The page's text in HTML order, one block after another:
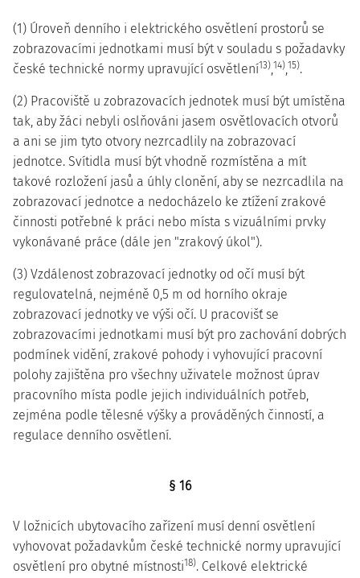
(1) Úroveň denního i elektrického osvětlení prostorů se
zobrazovacími jednotkami musí být v souladu s požadavky
české technické normy upravující osvětlení13),14),15).
(2) Pracoviště u zobrazovacích jednotek musí být umístěna
tak, aby žáci nebyli oslňováni jasem osvětlovacích otvorů
a ani se jim tyto otvory nezrcadlily na zobrazovací
jednotce. Svítidla musí být vhodně rozmístěna a mít
takové rozložení jasů a úhly clonění, aby se nezrcadlila na
zobrazovací jednotce a nedocházelo ke ztížení zrakové
činnosti potřebné k práci nebo místa s vizuálními prvky
vykonávané práce (dále jen "zrakový úkol").
(3) Vzdálenost zobrazovací jednotky od očí musí být
regulovatelná, nejméně 0,5 m od horního okraje
zobrazovací jednotky ve výši očí. U pracovišť se
zobrazovacími jednotkami musí být pro zachování dobrých
podmínek vidění, zrakové pohody i vyhovující pracovní
polohy zajištěna pro všechny uživatele možnost úprav
pracovního místa podle jejich individuálních potřeb,
zejména podle tělesné výšky a prováděných činností, a
regulace denního osvětlení.
§ 16
V ložnicích ubytovacího zařízení musí denní osvětlení
vyhovovat požadavkům české technické normy upravující
osvětlení pro obytné místnosti18). Celkové elektrické